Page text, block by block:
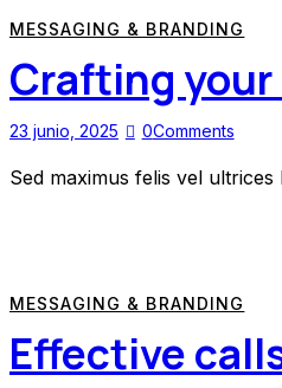
MESSAGING & BRANDING
Crafting
23 junio, 2025 0Comments
Sed maximus felis vel
MESSAGING & BRANDING
Effective